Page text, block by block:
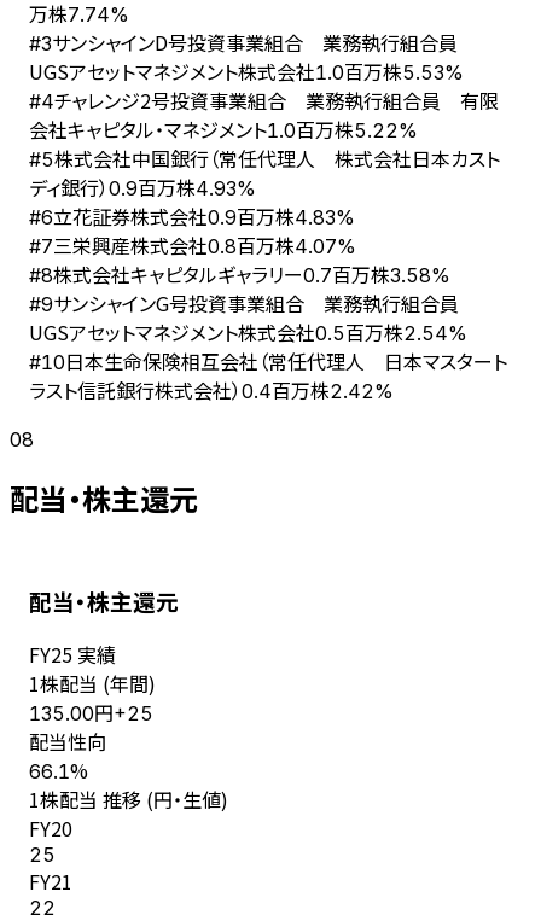
万株7.74%
#3サンシャインD号投資事業組合 業務執行組合員
UGSアセットマネジメント株式会社1.0百万株5.53%
#4チャレンジ2号投資事業組合 業務執行組合員 有限
会社キャピタル・マネジメント1.0百万株5.22%
#5株式会社中国銀行（常任代理人 株式会社日本カスト
ディ銀行） 0.9百万株4.93%
#6立花証券株式会社0.9百万株4.83%
#7三栄興産株式会社0.8百万株4.07%
#8株式会社キャピタルギャラリー0.7百万株3.58%
#9サンシャインG号投資事業組合 業務執行組合員
UGSアセットマネジメント株式会社0.5百万株2.54%
#10日本生命保険相互会社（常任代理人 日本マスタート
ラスト信託銀行株式会社） 0.4百万株2.42%
08
配当・株主還元
配当・株主還元
FY25 実績
1株配当 (年間)
135.00円+25
配当性向
66.1%
1株配当 推移 (円・生値)
FY20
25
FY21
22